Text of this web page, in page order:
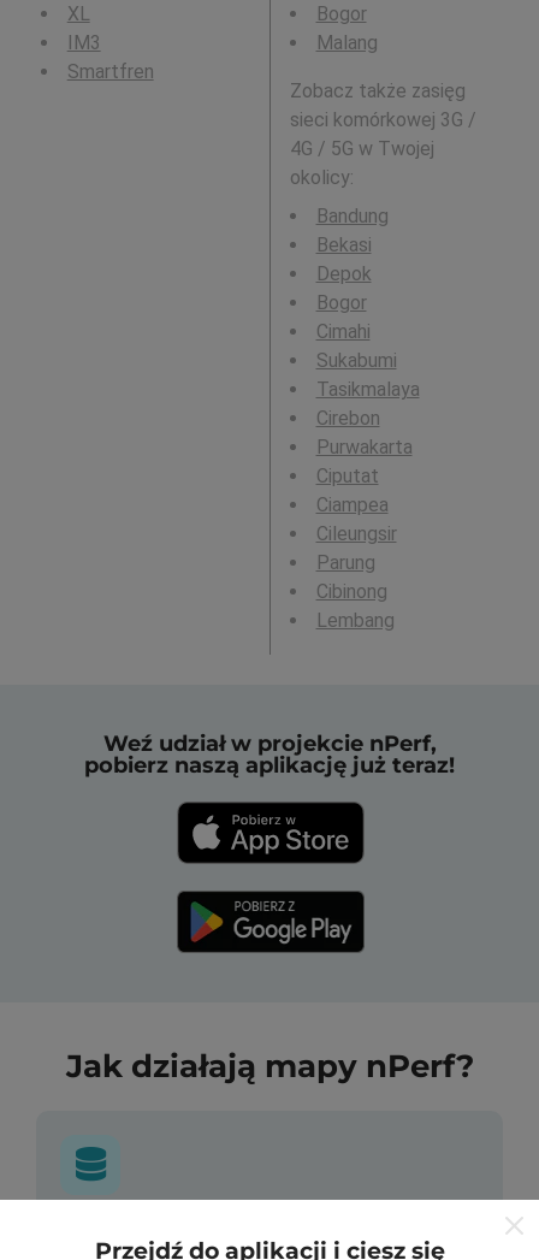
XL
IM3
Smartfren
Bogor
Malang
Zobacz także zasięg
sieci komórkowej 3G /
4G / 5G w Twojej
okolicy:
Bandung
Bekasi
Depok
Bogor
Cimahi
Sukabumi
Tasikmalaya
Cirebon
Purwakarta
Ciputat
Ciampea
Cileungsir
Parung
Cibinong
Lembang
Weź udział w projekcie nPerf,
pobierz naszą aplikację już teraz!
Jak działają mapy nPerf?
Skąd pochodzą dane?
Przejdź do aplikacji i ciesz się